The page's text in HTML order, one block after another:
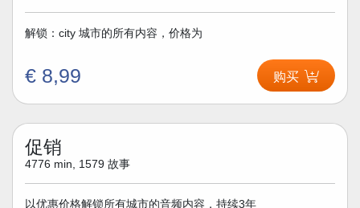
解锁：city 城市的所有内容，价格为
€ 8,99 购买
促销
4776 min, 1579 故事
以优惠价格解锁所有城市的音频内容，持续3年